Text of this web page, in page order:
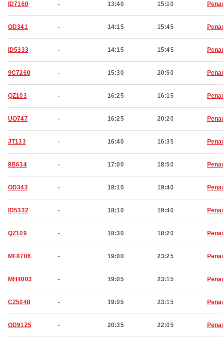
ID7160 - 13:40 15:10
OD341 - 14:15 15:45
ID5333 - 14:15 15:45
9C7260 - 15:30 20:50
QZ103 - 16:25 16:15
UO747 - 16:25 20:20
JT133 - 16:40 16:35
8B634 - 17:00 18:50
OD343 - 18:10 19:40
ID5332 - 18:10 19:40
QZ109 - 18:30 18:20
MF8706 - 19:00 23:25
MH4003 - 19:05 23:15
CZ5048 - 19:05 23:15
OD9125 - 20:35 22:05